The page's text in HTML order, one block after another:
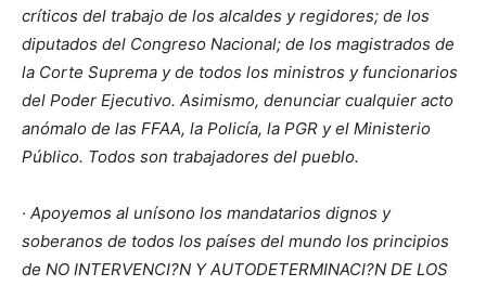
críticos del trabajo de los alcaldes y regidores; de los
diputados del Congreso Nacional; de los magistrados de
la Corte Suprema y de todos los ministros y funcionarios
del Poder Ejecutivo. Asimismo, denunciar cualquier acto
anómalo de las FFAA, la Policía, la PGR y el Ministerio
Público. Todos son trabajadores del pueblo.
· Apoyemos al unísono los mandatarios dignos y
soberanos de todos los países del mundo los principios
de NO INTERVENCI?N Y AUTODETERMINACI?N DE LOS